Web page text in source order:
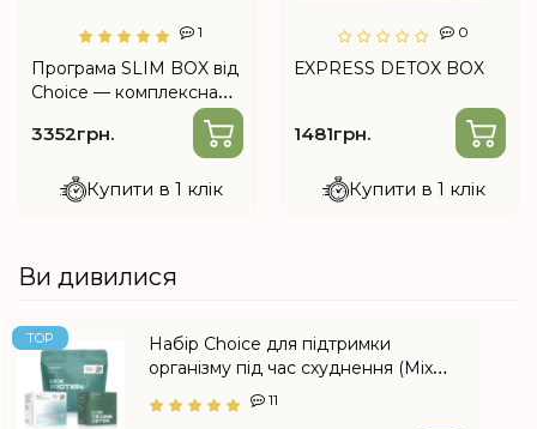
1
Програма SLIM BOX від
Choice — комплексна
програма підтримки
організму на 15 днів
3352грн.
Купити в 1 клік
0
ЕXPRESS DETOX BOX
1481грн.
Купити в 1 клік
Ви дивилися
TOP
Набір Choice для підтримки
організму під час схуднення (Mix
Protein Slim, Lym Drain & Detox,
Active Slim)
11